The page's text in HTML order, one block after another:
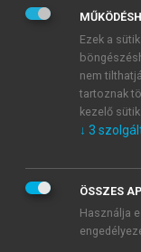
veszem és
Általános
mersz.hu
tudomásul
Ezek a
nem
tartoznak
kezelő sütik.
↓ 3
ÖSSZES
Használja